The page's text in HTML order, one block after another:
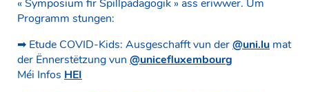
« Symposium fir Spillpädagogik » ass eriwwer. Um
Programm stungen:
➡ Etude COVID-Kids: Ausgeschafft vun der@uni.lu mat
der Ënnerstëtzung vun @unicefluxembourg
Méi Infos HEI